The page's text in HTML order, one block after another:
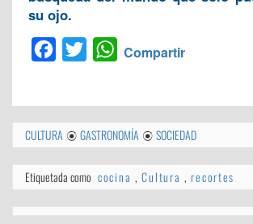
su ojo.
Facebook
TwitterWhatsApp
Compartir
CULTURA GASTRONOMÍA SOCIEDAD
Etiquetada como cocina , Cultura , recortes